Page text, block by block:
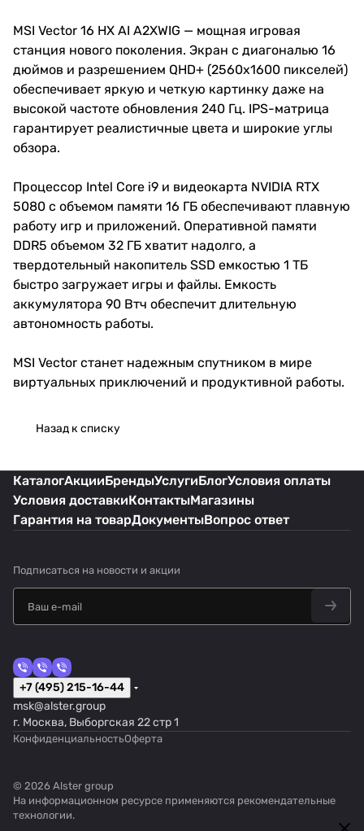
MSI Vector 16 HX AI A2XWIG — мощная игровая
станция нового поколения. Экран с диагональю 16
дюймов и разрешением QHD+ (2560x1600 пикселей)
обеспечивает яркую и четкую картинку даже на
высокой частоте обновления 240 Гц. IPS-матрица
гарантирует реалистичные цвета и широкие углы
обзора.
Процессор Intel Core i9 и видеокарта NVIDIA RTX
5080 с объемом памяти 16 ГБ обеспечивают плавную
работу игр и приложений. Оперативной памяти
DDR5 объемом 32 ГБ хватит надолго, а
твердотельный накопитель SSD емкостью 1 ТБ
быстро загружает игры и файлы. Емкость
аккумулятора 90 Втч обеспечит длительную
автономность работы.
MSI Vector станет надежным спутником в мире
виртуальных приключений и продуктивной работы.
Назад к списку
КаталогАкцииБрендыУслугиБлогУсловия оплаты
Условия доставкиКонтактыМагазины
Гарантия на товарДокументыВопрос ответ
Подписаться на новости и акции
+7 (495) 215-16-44
msk@alster.group
г. Москва, Выборгская 22 стр 1
КонфиденциальностьОферта
© 2026 Alster group
На информационном ресурсе применяются рекомендательные
технологии.